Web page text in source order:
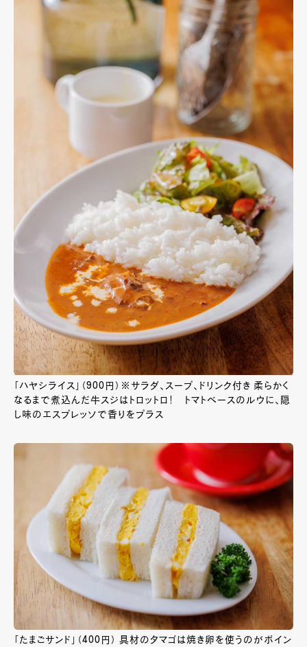
「ハヤシライス」（900円）※サラダ、スープ、ドリンク付き 柔らかく
なるまで煮込んだ牛スジはトロットロ！ トマトベースのルウに、隠
し味のエスプレッソで香りをプラス
「たまごサンド」（400円） 具材のタマゴは焼き卵を使うのがポイン